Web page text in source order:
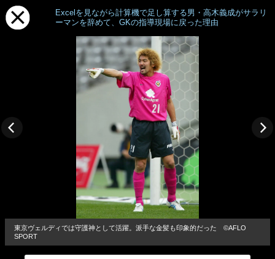
Excelを見ながら計算機で足し算する男・高木義成がサラリ
ーマンを辞めて、GKの指導現場に戻った理由
東京ヴェルディでは守護神として活躍。派手な金髪も印象的だった ©︎AFLO
SPORT